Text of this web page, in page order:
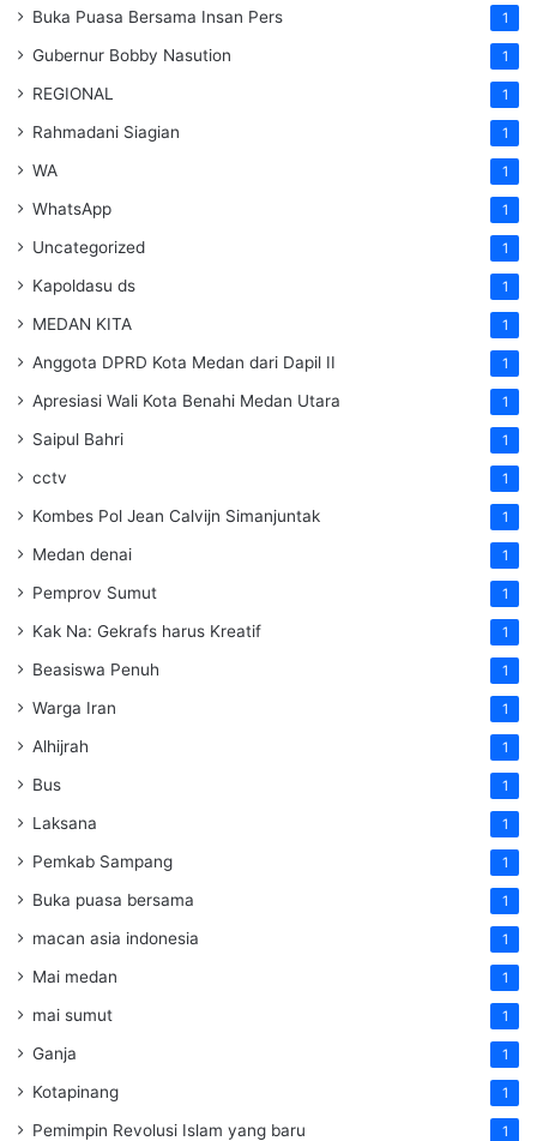
Buka Puasa Bersama Insan Pers 1
Gubernur Bobby Nasution 1
REGIONAL 1
Rahmadani Siagian 1
WA 1
WhatsApp 1
Uncategorized 1
Kapoldasu ds 1
MEDAN KITA 1
Anggota DPRD Kota Medan dari Dapil II 1
Apresiasi Wali Kota Benahi Medan Utara 1
Saipul Bahri 1
cctv 1
Kombes Pol Jean Calvijn Simanjuntak 1
Medan denai 1
Pemprov Sumut 1
Kak Na: Gekrafs harus Kreatif 1
Beasiswa Penuh 1
Warga Iran 1
Alhijrah 1
Bus 1
Laksana 1
Pemkab Sampang 1
Buka puasa bersama 1
macan asia indonesia 1
Mai medan 1
mai sumut 1
Ganja 1
Kotapinang 1
Pemimpin Revolusi Islam yang baru 1